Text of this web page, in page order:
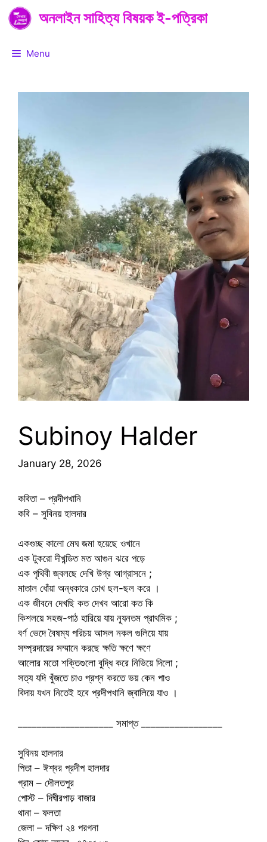
Skip
to
অনলাইন সাহিত্য বিষয়ক ই-পত্রিকা
Menu
Subinoy Halder
January 28, 2026
কবিতা – প্রদীপখানি
কবি – সুবিনয় হালদার
একগুচ্ছ কালো মেঘ জমা হয়েছে ওখানে
এক টুকরো দীখন্ডিত মত আগুন ঝরে পড়ে
এক পৃথিবী জ্বলছে দেখি উগ্র আগ্রাসনে ;
মাতাল ধোঁয়া অন্ধকারে চোখ ছল-ছল করে ।
এক জীবনে দেখছি কত দেখব আরো কত কি
কিশলয়ে সহজ-পাঠ হারিয়ে যায় ন্যূনতম প্রাথমিক ;
বর্ণ ভেদে বৈষম্য পরিচয় আসল নকল গুলিয়ে যায়
সম্প্রদায়ের সম্মানে করছে ক্ষতি ক্ষণে ক্ষণে
আলোর মতো শক্তিগুলো বুদ্ধি করে নিভিয়ে দিলো ;
সত্য যদি খুঁজতে চাও প্রশ্ন করতে ভয় কেন পাও
বিদায় যখন নিতেই হবে প্রদীপখানি জ্বালিয়ে যাও ।
____________________ সমাপ্ত _________________
সুবিনয় হালদার
পিতা – ঈশ্বর প্রদীপ হালদার
গ্রাম – দৌলতপুর
পোস্ট – দিঘীরপাড় বাজার
থানা – ফলতা
জেলা – দক্ষিণ ২৪ পরগনা